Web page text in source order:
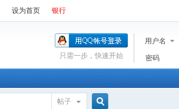
设为首页 银行
用户名
密码
只需一步，快速开始
帖子